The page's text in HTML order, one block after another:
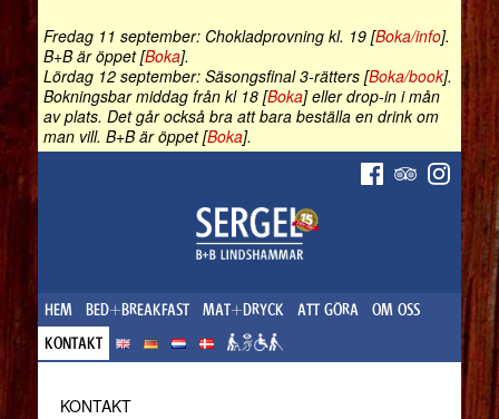
Fredag 11 september: Chokladprovning kl. 19 [Boka/info].
B+B är öppet [Boka].
Lördag 12 september: Säsongsfinal 3-rätters [Boka/book].
Bokningsbar middag från kl 18 [Boka] eller drop-in i mån
av plats. Det går också bra att bara beställa en drink om
man vill. B+B är öppet [Boka].
HEM BED+BREAKFAST MAT+DRYCK ATT GÖRA
OM OSS
KONTAKT
KONTAKT